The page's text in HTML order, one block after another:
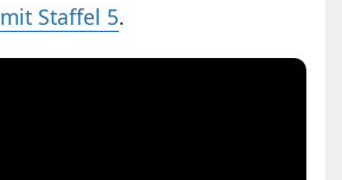
Staffel 5.